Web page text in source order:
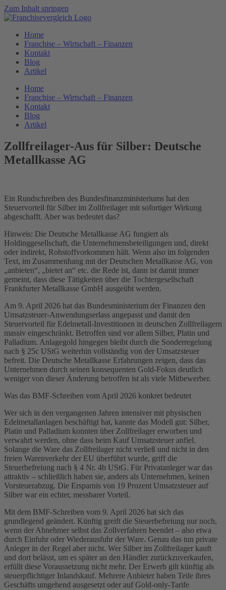
Zum Inhalt springen
Home
Franchise – Wirtschaft – Finanzen
Kontakt
Blog
Artikel
Home
Franchise – Wirtschaft – Finanzen
Kontakt
Blog
Artikel
Zollfreilager-Aus für Silber: Deutsche
Metallkasse AG
Ein Rundschreiben des Bundesfinanzministeriums hat den
Steuervorteil für Silber im Zollfreilager mit sofortiger Wirkung
abgeschafft. Aber was bedeutet das?
Hinweis: Die Deutsche Metallkasse AG fungiert als
Holdinggesellschaft, die Unternehmensbeteiligungen und, direkt
oder indirekt, Rohstoffvorkommen hält. Wenn also im folgenden
Text, im Zusammenhang mit der Deutschen Metallkasse AG, von
„anbieten“, „bietet an“ etc. die Rede ist, dann ist damit immer
gemeint, dass diese Tätigkeiten über die Tochtergesellschaft
Frankfurter Metallkasse GmbH ausgeübt werden.
Am 9. April 2026 hat das Bundesministerium der Finanzen den
Umsatzsteuer-Anwendungserlass angepasst und damit den
Steuervorteil für Edelmetall-Investitionen in deutschen Zollfreilagern
massiv eingeschränkt. Betroffen sind vor allem Silber, Platin und
Palladium. Anlagegold hingegen bleibt durch die Sonderregelung
nach § 25c UStG weiterhin vollständig von der Umsatzsteuer
befreit. Die Deutsche Metallkasse Erfahrungen zeigen, dass das
Unternehmen durch seinen konsequenten Gold-Fokus deutlich
weniger von dieser Änderung betroffen ist als viele Mitbewerber.
Was das BMF-Schreiben vom April 2026 konkret bedeutet
Wer sich in den vergangenen Jahren intensiver mit physischen
Edelmetallanlagen beschäftigt hat, kannte das Modell gut: Silber,
Platin und Palladium konnten über Zollfreilager erworben und
verwahrt werden, ohne dass beim Kauf Umsatzsteuer anfiel.
Solange die Ware das Zollfreilager nicht verließ und nicht in den
freien Warenverkehr der EU überführt wurde, griff die
Steuerbefreiung nach § 4 Nr. 4b UStG. Für Privatanleger war das
attraktiv – schließlich haben sie, anders als Unternehmen, keinen
Vorsteuerabzug. Die Ersparnis von 19 Prozent Umsatzsteuer auf
Silber war ein echter, messbarer Vorteil.
Mit dem BMF-Schreiben vom 9. April 2026 hat sich das
grundlegend geändert. Künftig greift die Steuerbefreiung nur noch,
wenn der Abnehmer selbst das Zollverfahren beendet – also etwa
durch Einfuhr oder Wiederausfuhr der Ware. Genau das tun private
Anleger in der Regel aber nicht. Wer Silber im Zollfreilager kauft
und dort belässt, um es später an den Händler zurückzuverkaufen,
erfüllt diese Voraussetzung nicht mehr. Der Erwerb gilt künftig als
steuerpflichtiger Inlandskauf. Mehrere Anbieter haben Teile ihres
Geschäfts umgehend ausgesetzt oder auf Gold-only-Tarife